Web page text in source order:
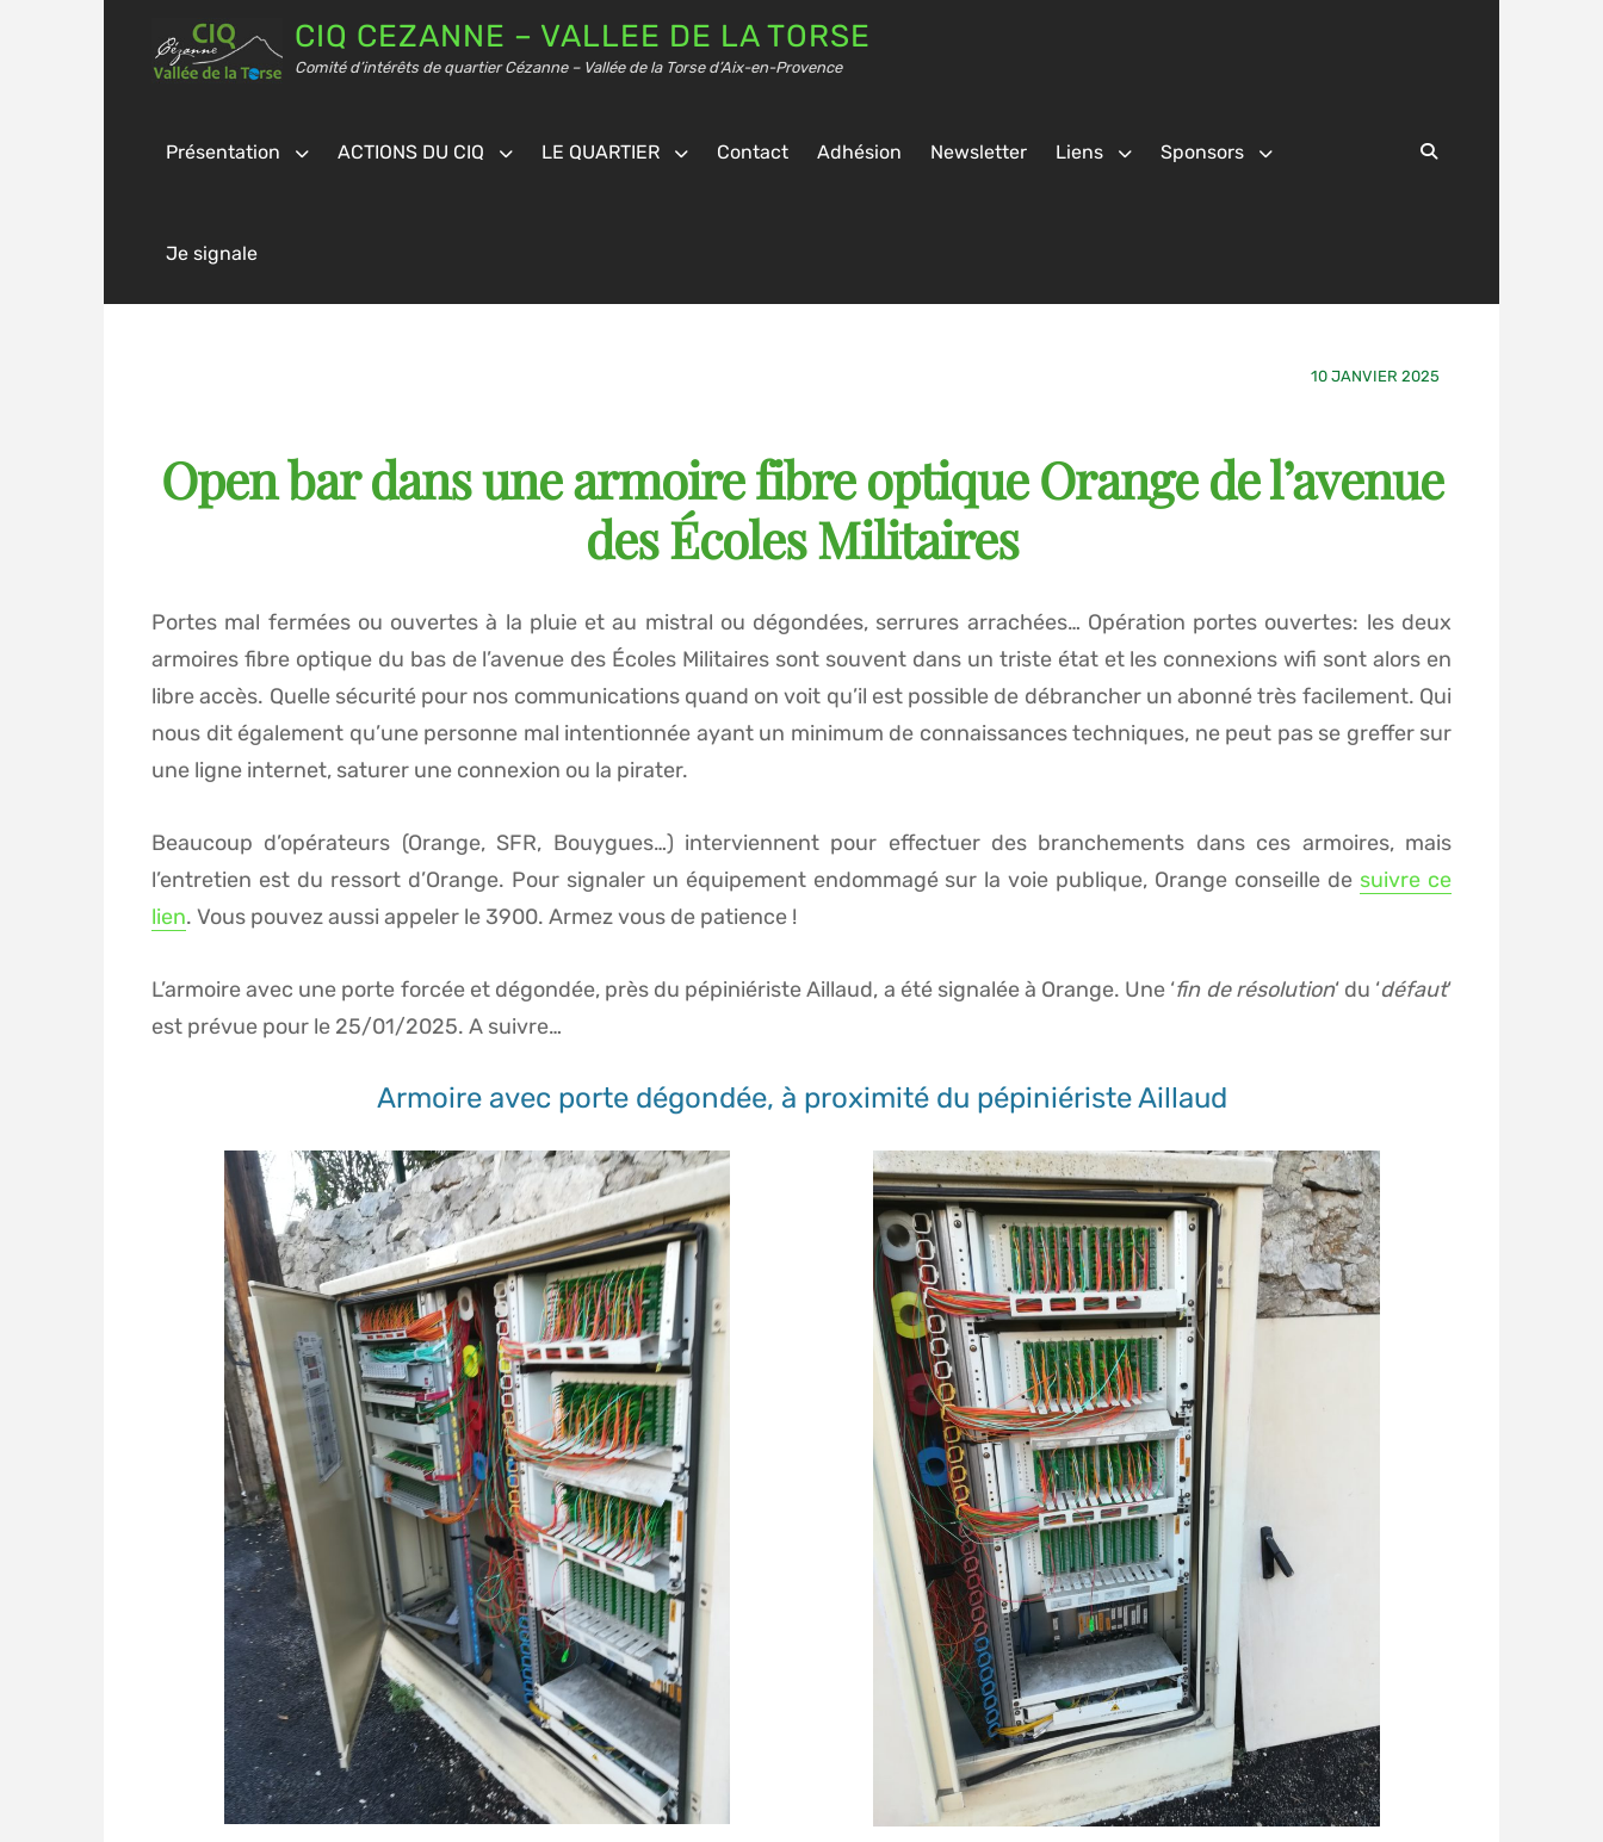
CIQ CEZANNE – VALLEE DE LA TORSE
Comité d’intérêts de quartier Cézanne – Vallée de la Torse d’Aix-en-Provence
Présentation ACTIONS DU CIQ LE QUARTIER Contact Adhésion Newsletter Liens Sponsors
Je signale
10 JANVIER 2025
Open bar dans une armoire fibre optique Orange de l’avenue
des Écoles Militaires
Portes mal fermées ou ouvertes à la pluie et au mistral ou dégondées, serrures arrachées… Opération portes ouvertes: les deux
armoires fibre optique du bas de l’avenue des Écoles Militaires sont souvent dans un triste état et les connexions wifi sont alors en
libre accès. Quelle sécurité pour nos communications quand on voit qu’il est possible de débrancher un abonné très facilement. Qui
nous dit également qu’une personne mal intentionnée ayant un minimum de connaissances techniques, ne peut pas se greffer sur
une ligne internet, saturer une connexion ou la pirater.
Beaucoup d’opérateurs (Orange, SFR, Bouygues…) interviennent pour effectuer des branchements dans ces armoires, mais
l’entretien est du ressort d’Orange. Pour signaler un équipement endommagé sur la voie publique, Orange conseille de suivre ce
lien. Vous pouvez aussi appeler le 3900. Armez vous de patience !
L’armoire avec une porte forcée et dégondée, près du pépiniériste Aillaud, a été signalée à Orange. Une ‘fin de résolution‘ du ‘défaut‘
est prévue pour le 25/01/2025. A suivre…
Armoire avec porte dégondée, à proximité du pépiniériste Aillaud